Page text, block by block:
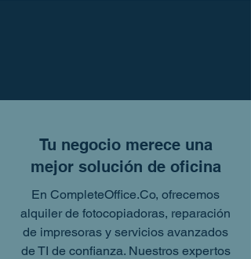
Tu negocio merece una
mejor solución de oficina
En CompleteOffice.Co, ofrecemos
alquiler de fotocopiadoras, reparación
de impresoras y servicios avanzados
de TI de confianza. Nuestros expertos